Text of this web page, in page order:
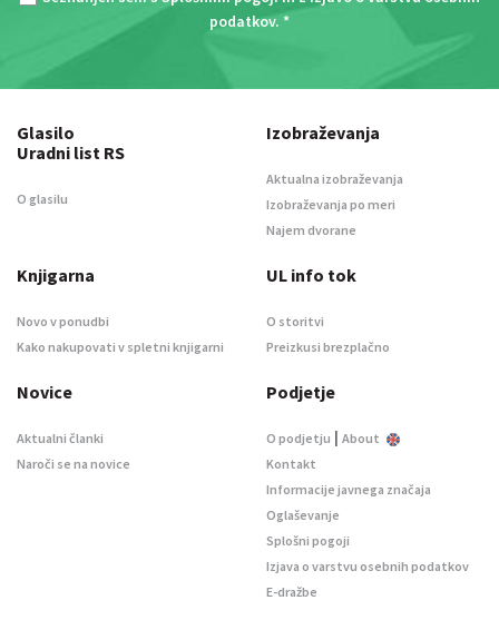
podatkov. *
Glasilo
Uradni list RS
O glasilu
Izobraževanja
Aktualna izobraževanja
Izobraževanja po meri
Najem dvorane
Knjigarna
Novo v ponudbi
Kako nakupovati v spletni knjigarni
UL info tok
O storitvi
Preizkusi brezplačno
Novice
Aktualni članki
Naroči se na novice
Podjetje
O podjetju | About
Kontakt
Informacije javnega značaja
Oglaševanje
Splošni pogoji
Izjava o varstvu osebnih podatkov
E-dražbe